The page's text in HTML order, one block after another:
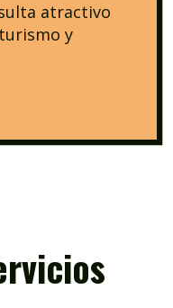
atractivo
y